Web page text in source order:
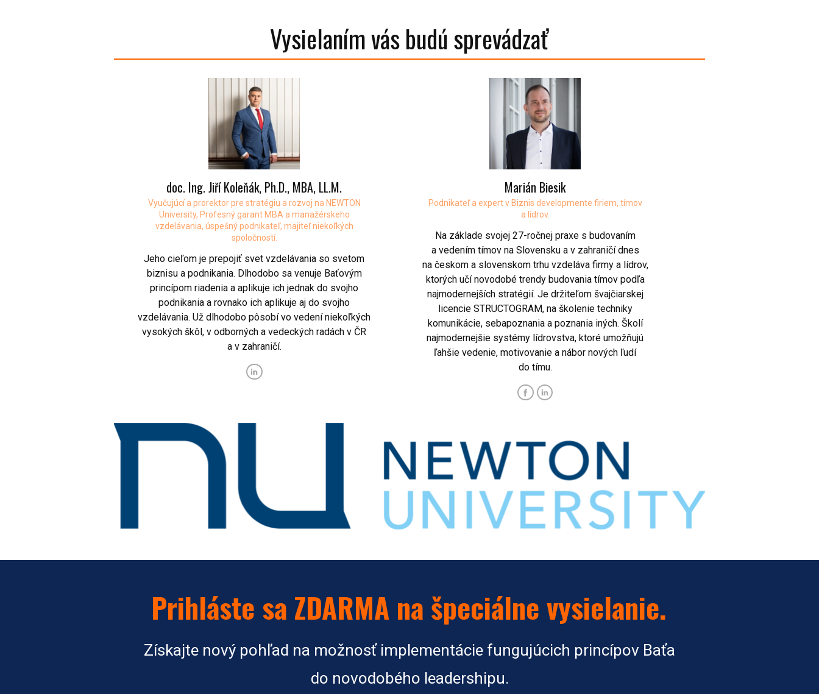
Vysielaním vás budú sprevádzať
doc. Ing. Jiří Koleňák, Ph.D., MBA, LL.M.
Vyučujúcí a prorektor pre stratégiu a rozvoj na NEWTON
University, Profesný garant MBA a manažérskeho
vzdelávania, úspešný podnikateľ, majiteľ niekoľkých
spoločností.
Jeho cieľom je prepojiť svet vzdelávania so svetom
biznisu a podnikania. Dlhodobo sa venuje Baťovým
princípom riadenia a aplikuje ich jednak do svojho
podnikania a rovnako ich aplikuje aj do svojho
vzdelávania. Už dlhodobo pôsobí vo vedení niekoľkých
vysokých škôl, v odborných a vedeckých radách v ČR
a v zahraničí.
Marián Biesik
Podnikateľ a expert v Biznis developmente firiem, tímov
a lídrov.
Na základe svojej 27-ročnej praxe s budovaním
a vedením tímov na Slovensku a v zahraničí dnes
na českom a slovenskom trhu vzdeláva firmy a lídrov,
ktorých učí novodobé trendy budovania tímov podľa
najmodernejších stratégií. Je držiteľom švajčiarskej
licencie STRUCTOGRAM, na školenie techniky
komunikácie, sebapoznania a poznania iných. Školí
najmodernejšie systémy lídrovstva, ktoré umožňujú
ľahšie vedenie, motivovanie a nábor nových ľudí
do tímu.
Prihláste sa ZDARMA na špeciálne vysielanie.
Získajte nový pohľad na možnosť implementácie fungujúcich princípov Baťa
do novodobého leadershipu.